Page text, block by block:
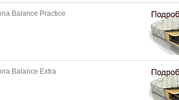
Balance Practice
Balance Extra